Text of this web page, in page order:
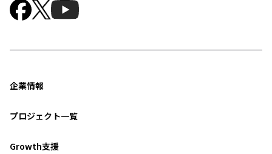
企業情報
プロジェクト一覧
Growth支援